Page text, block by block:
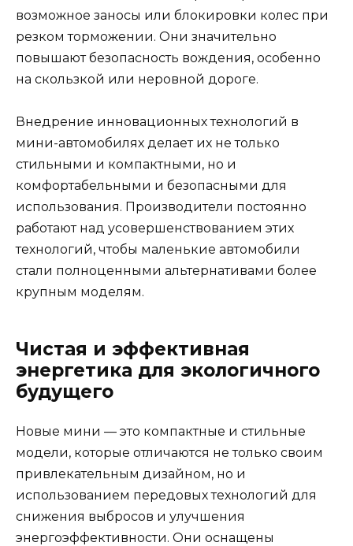
возможное заносы или блокировки колес при
резком торможении. Они значительно
повышают безопасность вождения, особенно
на скользкой или неровной дороге.
Внедрение инновационных технологий в
мини-автомобилях делает их не только
стильными и компактными, но и
комфортабельными и безопасными для
использования. Производители постоянно
работают над усовершенствованием этих
технологий, чтобы маленькие автомобили
стали полноценными альтернативами более
крупным моделям.
Чистая и эффективная
энергетика для экологичного
будущего
Новые мини — это компактные и стильные
модели, которые отличаются не только своим
привлекательным дизайном, но и
использованием передовых технологий для
снижения выбросов и улучшения
энергоэффективности. Они оснащены